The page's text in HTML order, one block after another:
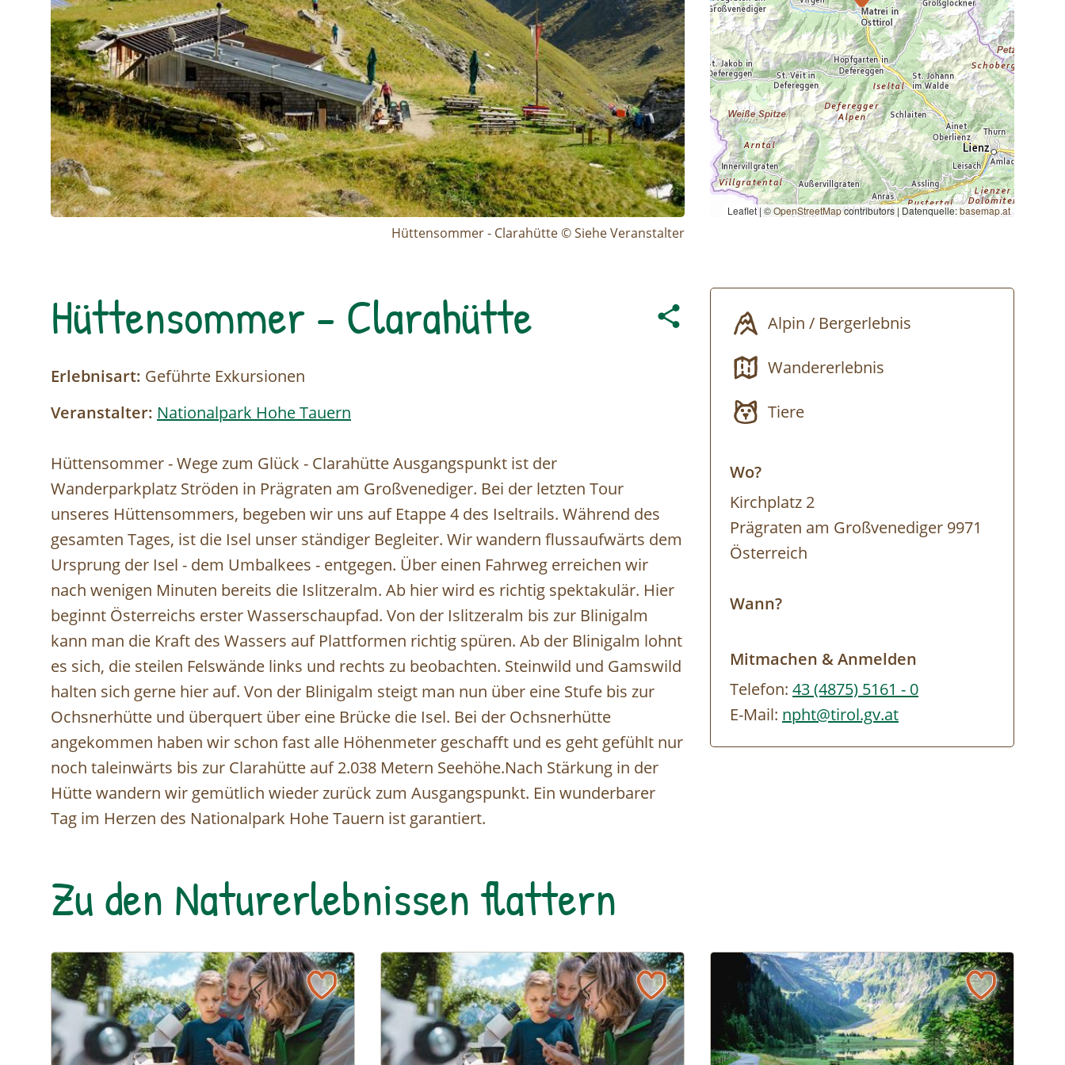
Hüttensommer - Clarahütte © Siehe Veranstalter
Leaflet | ©OpenStreetMapcontributors | Datenquelle:basemap.at
Hüttensommer - Clarahütte
Erlebnisart: Geführte Exkursionen
Veranstalter: Nationalpark Hohe Tauern
Hüttensommer - Wege zum Glück - Clarahütte Ausgangspunkt ist der
Wanderparkplatz Ströden in Prägraten am Großvenediger. Bei der letzten Tour
unseres Hüttensommers, begeben wir uns auf Etappe 4 des Iseltrails. Während des
gesamten Tages, ist die Isel unser ständiger Begleiter. Wir wandern flussaufwärts dem
Ursprung der Isel - dem Umbalkees - entgegen. Über einen Fahrweg erreichen wir
nach wenigen Minuten bereits die Islitzeralm. Ab hier wird es richtig spektakulär. Hier
beginnt Österreichs erster Wasserschaupfad. Von der Islitzeralm bis zur Blinigalm
kann man die Kraft des Wassers auf Plattformen richtig spüren. Ab der Blinigalm lohnt
es sich, die steilen Felswände links und rechts zu beobachten. Steinwild und Gamswild
halten sich gerne hier auf. Von der Blinigalm steigt man nun über eine Stufe bis zur
Ochsnerhütte und überquert über eine Brücke die Isel. Bei der Ochsnerhütte
angekommen haben wir schon fast alle Höhenmeter geschafft und es geht gefühlt nur
noch taleinwärts bis zur Clarahütte auf 2.038 Metern Seehöhe.Nach Stärkung in der
Hütte wandern wir gemütlich wieder zurück zum Ausgangspunkt. Ein wunderbarer
Tag im Herzen des Nationalpark Hohe Tauern ist garantiert.
Alpin / Bergerlebnis
Wandererlebnis
Tiere
Wo?
Kirchplatz 2
Prägraten am Großvenediger 9971
Österreich
Wann?
Mitmachen & Anmelden
Telefon: 43 (4875) 5161 - 0
E-Mail: npht@tirol.gv.at
Zu den Naturerlebnissen flattern